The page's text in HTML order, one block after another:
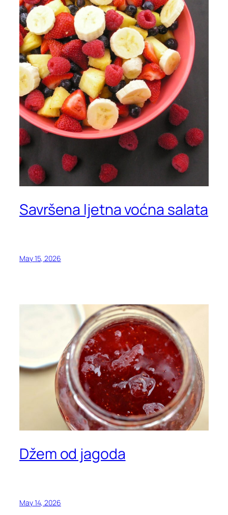
Savršena ljetna voćna salata
May 15, 2026
Džem od jagoda
May 14, 2026